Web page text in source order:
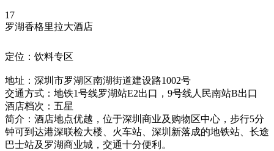
17
罗湖香格里拉大酒店
定位：饮料专区
地址：深圳市罗湖区南湖街道建设路1002号
交通方式：地铁1号线罗湖站E2出口，9号线人民南站B出口
酒店档次：五星
简介：酒店地点优越，位于深圳商业及购物区中心，步行5分
钟可到达港深联检大楼、火车站、深圳新落成的地铁站、长途
巴士站及罗湖商业城，交通十分便利。